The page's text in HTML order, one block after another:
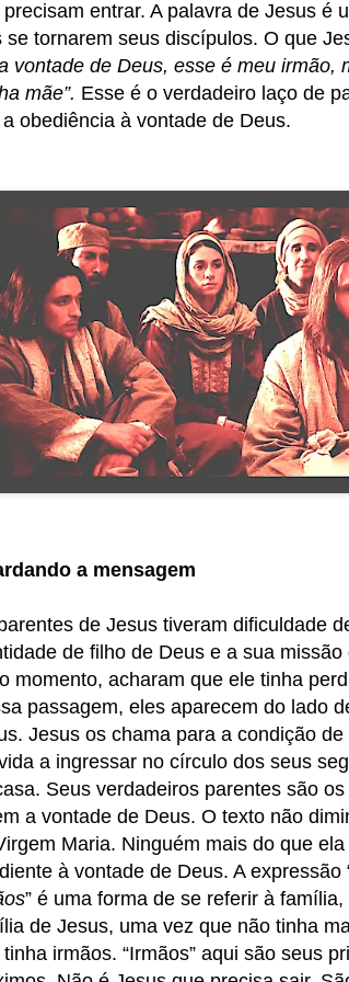
entrar. A palavra de Jesus é
se tornarem seus discípulos. O que
vontade de Deus, esse é meu irmão,
mãe”. Esse é o verdadeiro laço de
obediência à vontade de Deus.
a mensagem
de Jesus tiveram dificuldade
de filho de Deus e a sua
momento, acharam que ele tinha
passagem, eles aparecem do lado
Jesus os chama para a condição
a ingressar no círculo dos seus
Seus verdadeiros parentes são
a vontade de Deus. O texto não
Maria. Ninguém mais do que
à vontade de Deus. A expressão
” é uma forma de se referir à
de Jesus, uma vez que não tinha
tinha irmãos. “Irmãos” aqui são seus